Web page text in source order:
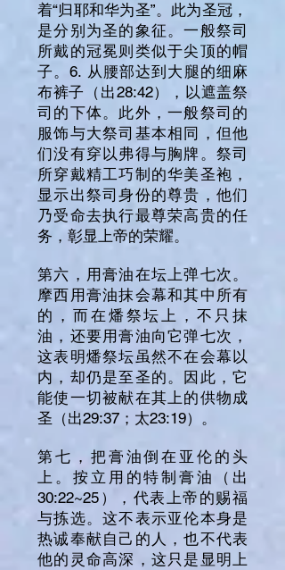
着“归耶和华为圣”。此为圣冠，
是分别为圣的象征。一般祭司
所戴的冠冕则类似于尖顶的帽
子。6. 从腰部达到大腿的细麻
布裤子（出28:42），以遮盖祭
司的下体。此外，一般祭司的
服饰与大祭司基本相同，但他
们没有穿以弗得与胸牌。祭司
所穿戴精工巧制的华美圣袍，
显示出祭司身份的尊贵，他们
乃受命去执行最尊荣高贵的任
务，彰显上帝的荣耀。
第六，用膏油在坛上弹七次。
摩西用膏油抹会幕和其中所有
的，而在燔祭坛上，不只抹
油，还要用膏油向它弹七次，
这表明燔祭坛虽然不在会幕以
内，却仍是至圣的。因此，它
能使一切被献在其上的供物成
圣（出29:37；太23:19）。
第七，把膏油倒在亚伦的头
上。按立用的特制膏油（出
30:22~25），代表上帝的赐福
与拣选。这不表示亚伦本身是
热诚奉献自己的人，也不代表
他的灵命高深，这只是显明上